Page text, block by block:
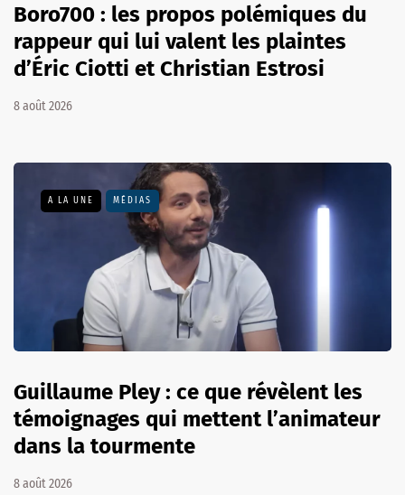
Boro700 : les propos polémiques du
rappeur qui lui valent les plaintes
d’Éric Ciotti et Christian Estrosi
8 août 2026
A LA UNE MÉDIAS
Guillaume Pley : ce que révèlent les
témoignages qui mettent l’animateur
dans la tourmente
8 août 2026